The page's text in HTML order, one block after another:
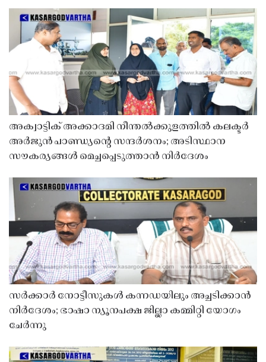
അക്വാട്ടിക് അക്കാദമി നീന്തൽക്കുളത്തിൽ കലക്ടർ
അർജുൻ പാണ്ഡ്യൻ്റെ സന്ദർശനം; അടിസ്ഥാന
സൗകര്യങ്ങൾ മെച്ചപ്പെടുത്താൻ നിർദേശം
സർക്കാർ നോട്ടീസുകൾ കന്നഡയിലും അച്ചടിക്കാൻ
നിർദേശം; ഭാഷാ ന്യൂനപക്ഷ ജില്ലാ കമ്മിറ്റി യോഗം
ചേർന്നു